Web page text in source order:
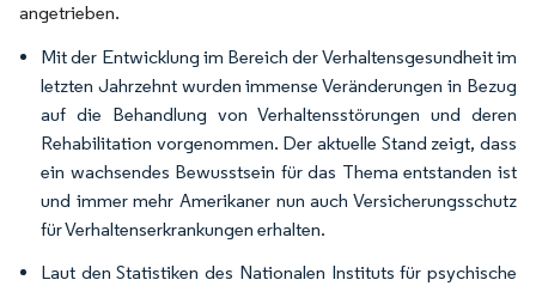
angetrieben.
Mit der Entwicklung im Bereich der Verhaltensgesundheit im
letzten Jahrzehnt wurden immense Veränderungen in Bezug
auf die Behandlung von Verhaltensstörungen und deren
Rehabilitation vorgenommen. Der aktuelle Stand zeigt, dass
ein wachsendes Bewusstsein für das Thema entstanden ist
und immer mehr Amerikaner nun auch Versicherungsschutz
für Verhaltenserkrankungen erhalten.
Laut den Statistiken des Nationalen Instituts für psychische